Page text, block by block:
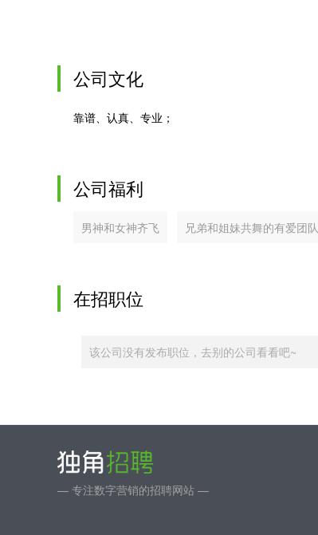
公司文化
靠谱、认真、专业；
公司福利
男神和女神齐飞 兄弟和姐妹共舞的有爱团队
在招职位
该公司没有发布职位，去别的公司看看吧~
— 专注数字营销的招聘网站 —